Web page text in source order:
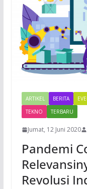
ARTIKEL BERITA
TEKNO
TERBARU
Jumat, 12 Juni 2020
Pandemi
Revolusi